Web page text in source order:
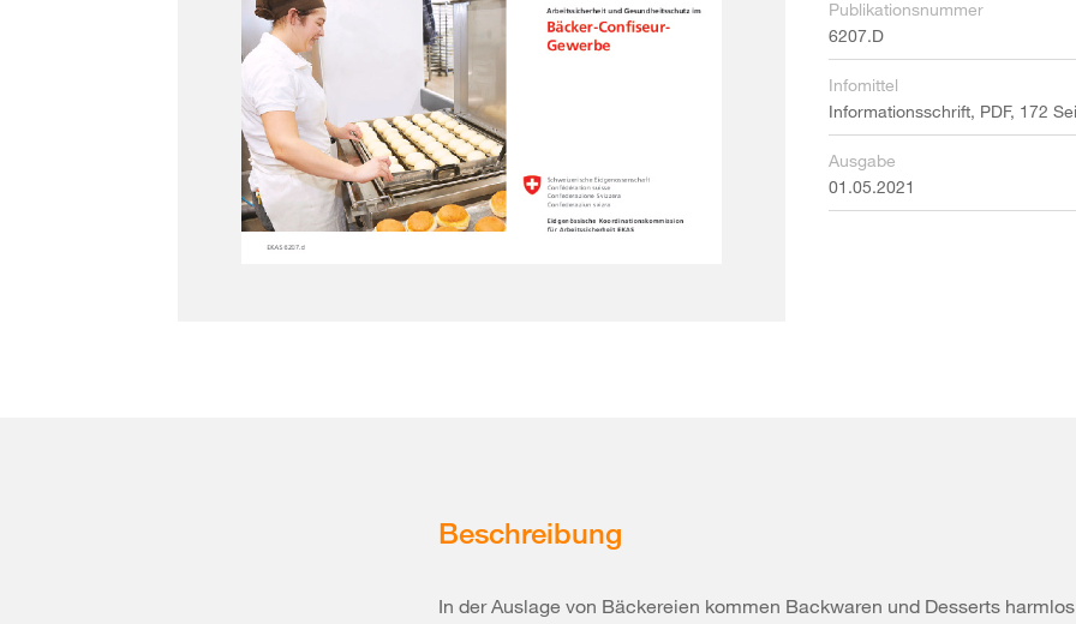
Publikationsnummer
6207.D
Infomittel
Informationsschrift, PDF, 172
Ausgabe
01.05.2021
Beschreibung
In der Auslage von Bäckereien kommen Backwaren und Desserts